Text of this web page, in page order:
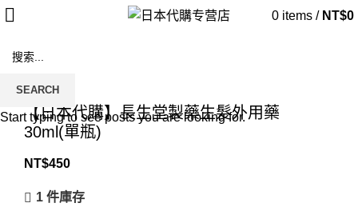
0 items / NT$0
Click to enlarge
【日本代購】長生堂製藥生髮外用藥
30ml(單瓶)
NT$450
1 件庫存
SEARCH
Start typing to see posts you are looking for.